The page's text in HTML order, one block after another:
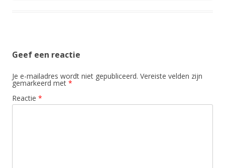
Geef een reactie
Je e-mailadres wordt niet gepubliceerd. Vereiste velden zijn
gemarkeerd met *
Reactie *